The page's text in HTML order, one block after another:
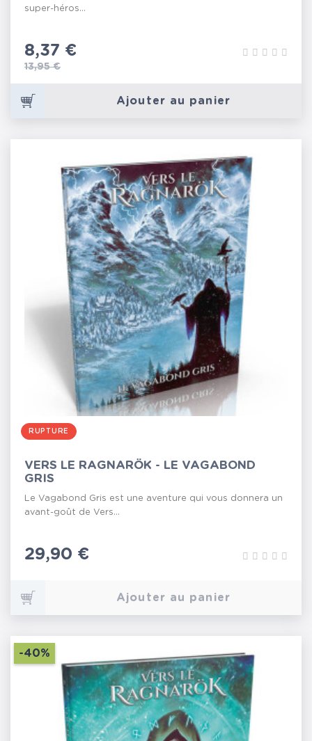
super-héros...
Prix
8,37 €
Prix de base
13,95 €
Ajouter au panier
RUPTURE
VERS LE RAGNARÖK - LE VAGABOND
GRIS
Le Vagabond Gris est une aventure qui vous donnera un
avant-goût de Vers...
Prix
29,90 €
Ajouter au panier
-40%